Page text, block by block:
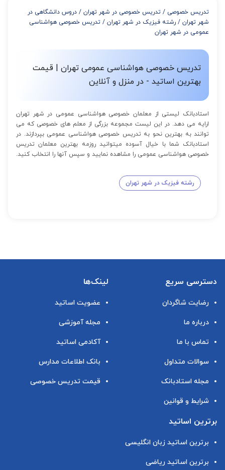
از 12 تا 15 جلسه: 7% تخفیف
از 16 تا 100 جلسه: 9% تخفیف
تدریس خصوصی / تدریس خصوصی در شهر تهران / دروس دانشگاهی در
شهر تهران / رشته فیزیک در شهر تهران / تدریس خصوصی هواشناسی
عمومی در شهر تهران
تدریس خصوصی هواشناسی عمومی تهران | قیمت
بهترین اساتید - در منزل و آنلاین
استادبانک لیستی از معلمان خصوصی هواشناسی عمومی در شهر تهران
ارایه می دهد. در این لیست مجموعه بزرگی از معلم های خصوصی که می
توانند به بهترین نحو به تدریس خصوصی هواشناسی عمومی بپردازند. در
استادبانک شما با خیال آسوده میتوانید روزمه بهترین معلمان تدریس
خصوصی هواشناسی عمومی را مشاهده نمایید و سپس آنها را انتخاب کنید.
رشته فیزیک در شهر تهران
دسترسی سریع
رضایت شاگردان
درباره ما
تماس با ما
سوالات متداول
مجله استادبانک
شرایط و قوانین
لینک‌ها
عضویت اساتید
مجله آموزشی
آکادمی اساتید
بانک اطلاعات مدارس
قیمت تدریس خصوصی
برترین اساتید
برترین اساتید زبان انگلیسی
برترین اساتید ریاضی